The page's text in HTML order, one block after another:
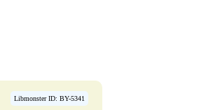
Libmonster ID: BY-5341